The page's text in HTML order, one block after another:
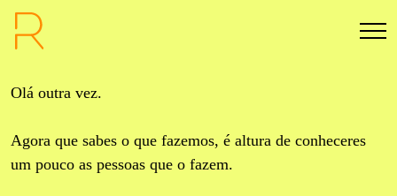
Olá outra vez.
Agora que sabes o que fazemos, é altura de conheceres
um pouco as pessoas que o fazem.